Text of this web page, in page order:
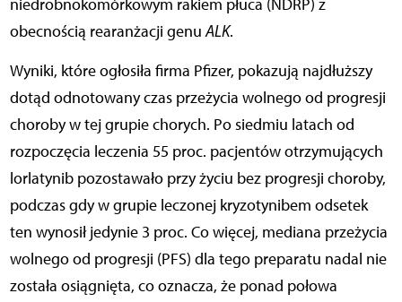
niedrobnokomórkowym rakiem płuca (NDRP) z
obecnością rearanżacji genuALK.
Wyniki, które ogłosiła firma Pfizer, pokazują najdłuższy
dotąd odnotowany czas przeżycia wolnego od progresji
choroby w tej grupie chorych. Po siedmiu latach od
rozpoczęcia leczenia 55 proc. pacjentów otrzymujących
lorlatynib pozostawało przy życiu bez progresji choroby,
podczas gdy w grupie leczonej kryzotynibem odsetek
ten wynosił jedynie 3 proc. Co więcej, mediana przeżycia
wolnego od progresji (PFS) dla tego preparatu nadal nie
została osiągnięta, co oznacza, że ponad połowa